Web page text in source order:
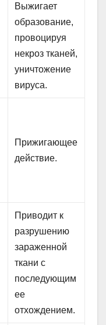
Выжигает
образование,
провоцируя
некроз тканей,
уничтожение
вируса.
Прижигающее
действие.
Приводит к
разрушению
зараженной
ткани с
последующим
ее
отхождением.